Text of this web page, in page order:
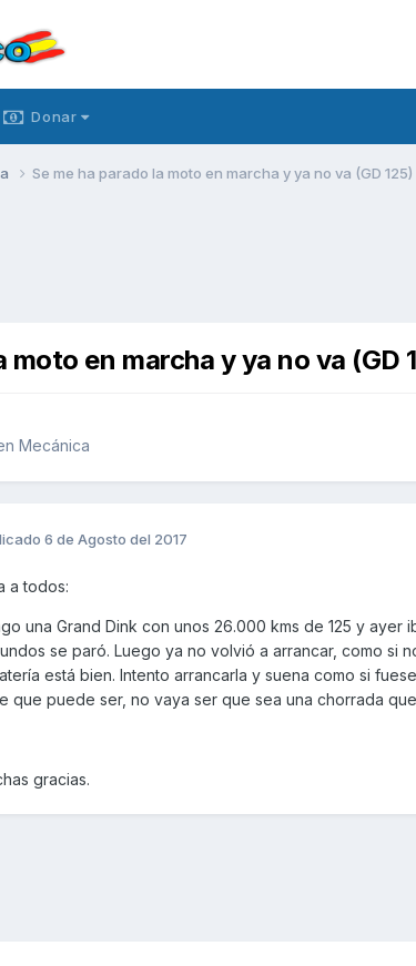
Donar
Se me ha parado la moto en marcha y ya no va (GD 125)
moto en marcha y ya no va (GD
Mecánica
6 de Agosto del 2017
a todos:
una Grand Dink con unos 26.000 kms de 125 y
se paró. Luego ya no volvió a arrancar, como si
está bien. Intento arrancarla y suena como si
que puede ser, no vaya ser que sea una chorrada
gracias.